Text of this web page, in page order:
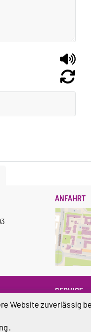
ANFAHRT
der
der
SERVICE
Website
.